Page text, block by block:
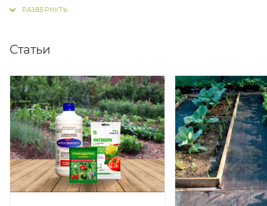
Дополнительно, рекомендуем горшки с саженцами
заполняется бумагой или целлофаном, это позволит
маневре автомобиля.
Статьи